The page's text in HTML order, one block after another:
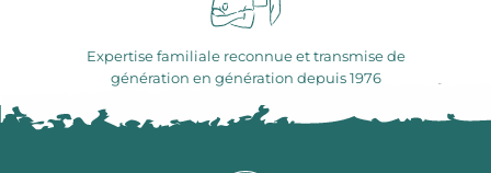
Expertise familiale reconnue et transmise de
génération en génération depuis 1976